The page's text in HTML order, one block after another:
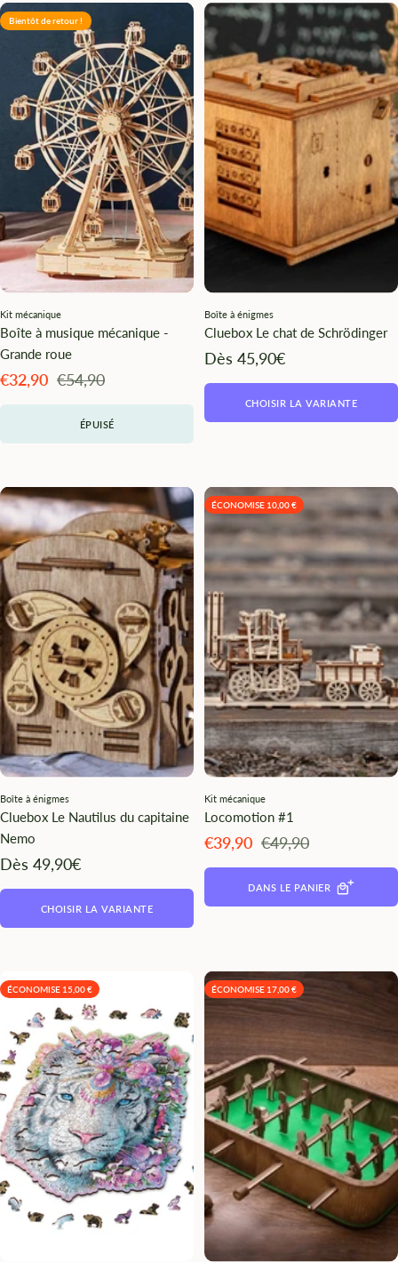
Bientôt de retour !
Kit mécanique
Boîte à musique mécanique -
Grande roue
Angebotspreis
€32,90 Regulärer
€54,90
ÉPUISÉ
Boîte à énigmes
Cluebox Le chat de Schrödinger
Angebotspreis
Dès 45,90€
CHOISIR LA VARIANTE
Boîte à énigmes
Cluebox Le Nautilus du capitaine
Nemo
Angebotspreis
Dès 49,90€
CHOISIR LA VARIANTE
ÉCONOMISE 10,00 €
Kit mécanique
Locomotion #1
Angebotspreis
€39,90 Regulärer
€49,90
DANS LE PANIER
ÉCONOMISE 15,00 € ÉCONOMISE 17,00 €